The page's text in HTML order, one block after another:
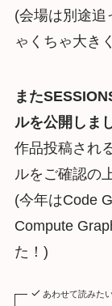
(会場は別途追
ゃくちゃ大き
また
ルを公開しま
作品投稿され
ルをご確認の
(今年はCode
Compute
た！)
あわせて読みた